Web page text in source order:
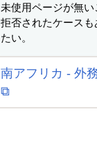
未使用ページが無
拒否されたケース
たい。
南アフリカ - 外
⧉